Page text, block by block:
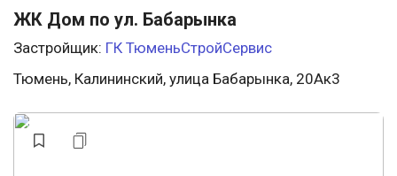
ЖК Дом по ул. Бабарынка
Застройщик: ГК ТюменьСтройСервис
Тюмень, Калининский, улица Бабарынка, 20Ак3